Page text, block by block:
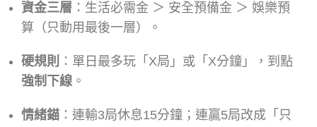
資金三層 ：生活必需金 ＞ 安全預備金 ＞ 娛樂預
算（只動用最後一層）。
硬規則 ：單日最多玩「X局」或「X分鐘」，到點
強制下線 。
情緒錨 ：連輸3局休息15分鐘；連贏5局改成「只